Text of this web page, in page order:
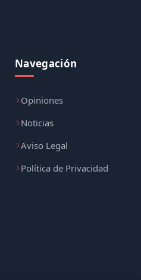
Navegación
Opiniones
Noticias
Aviso Legal
Política de Privacidad